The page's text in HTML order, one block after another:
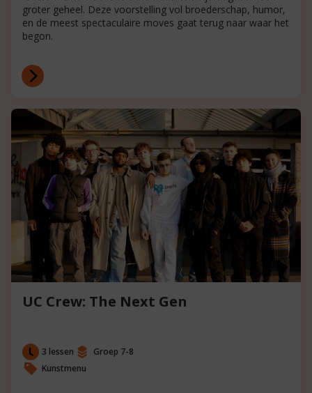
groter geheel. Deze voorstelling vol broederschap, humor,
en de meest spectaculaire moves gaat terug naar waar het
begon.
UC Crew: The Next Gen
3 lessen
Groep 7-8
Kunstmenu